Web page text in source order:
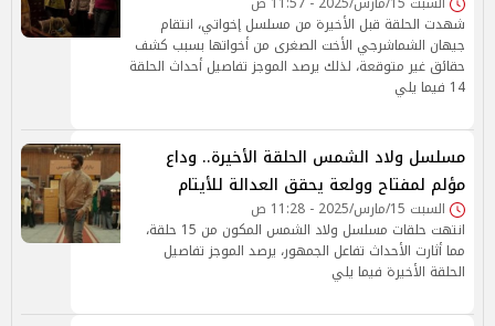
شهدت الحلقة قبل الأخيرة من مسلسل إخواتي، انتقام
جيهان الشماشرجي الأخت الصغرى من أخواتها بسبب كشف
حقائق غير متوقعة، لذلك يرصد الموجز تفاصيل أحداث الحلقة
14 فيما يلي
مسلسل ولاد الشمس الحلقة الأخيرة.. وداع
مؤلم لمفتاح وولعة يحقق العدالة للأيتام
السبت 15/مارس/2025 - 11:28 ص
انتهت حلقات مسلسل ولاد الشمس المكون من 15 حلقة،
مما أثارت الأحداث تفاعل الجمهور، يرصد الموجز تفاصيل
الحلقة الأخيرة فيما يلي